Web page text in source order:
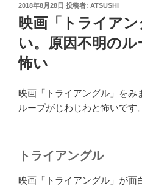
投
稿
日:
2018年8月28日 投稿者: ATSUSHI
映画「トライア
い。原因不明の
怖い
映画「トライアングル」をみ
ループがじわじわと怖いです。
トライアングル
映画「トライアングル」が面